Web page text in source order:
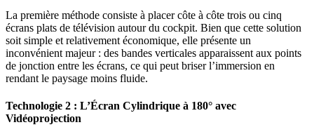
La première méthode consiste à placer côte à côte trois ou cinq
écrans plats de télévision autour du cockpit. Bien que cette solution
soit simple et relativement économique, elle présente un
inconvénient majeur : des bandes verticales apparaissent aux points
de jonction entre les écrans, ce qui peut briser l’immersion en
rendant le paysage moins fluide.
Technologie 2 : L’Écran Cylindrique à 180° avec
Vidéoprojection